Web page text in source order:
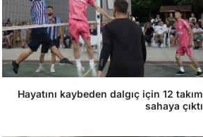
Hayatını kaybeden dalgıç için 12 takım
sahaya çıktı